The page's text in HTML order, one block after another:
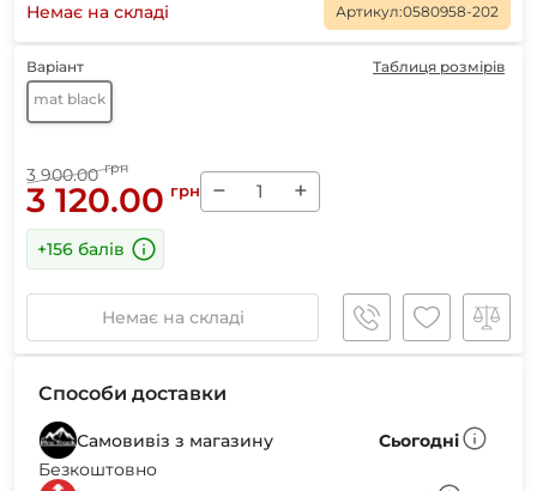
Немає на складі Артикул:0580958-202
Варіант
Таблиця розмірів
mat black
3 900.00 грн
3 120.00 грн − +
+156 балів
Немає на складі
Способи доставки
Самовивіз з магазину
Сьогодні
Безкоштовно